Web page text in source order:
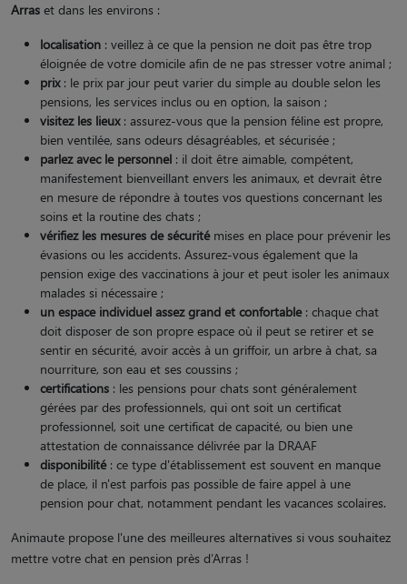
Arras et dans les environs :
localisation : veillez à ce que la pension ne doit pas être trop
éloignée de votre domicile afin de ne pas stresser votre animal ;
prix: le prix par jour peut varier du simple au double selon les
pensions, les services inclus ou en option, la saison ;
visitez les lieux : assurez-vous que la pension féline est propre,
bien ventilée, sans odeurs désagréables, et sécurisée ;
parlez avec le personnel : il doit être aimable, compétent,
manifestement bienveillant envers les animaux, et devrait être
en mesure de répondre à toutes vos questions concernant les
soins et la routine des chats ;
vérifiez les mesures de sécuritémises en place pour prévenir les
évasions ou les accidents. Assurez-vous également que la
pension exige des vaccinations à jour et peut isoler les animaux
malades si nécessaire ;
un espace individuel assez grand et confortable: chaque chat
doit disposer de son propre espace où il peut se retirer et se
sentir en sécurité, avoir accès à un griffoir, un arbre à chat, sa
nourriture, son eau et ses coussins ;
certifications : les pensions pour chats sont généralement
gérées par des professionnels, qui ont soit un certificat
professionnel, soit une certificat de capacité, ou bien une
attestation de connaissance délivrée par la DRAAF
disponibilité: ce type d'établissement est souvent en manque
de place, il n'est parfois pas possible de faire appel à une
pension pour chat, notamment pendant les vacances scolaires.
Animaute propose l'une des meilleures alternatives si vous souhaitez
mettre votre chat en pension près d’Arras !